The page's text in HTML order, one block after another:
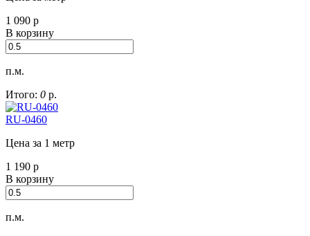
1 090 р
В корзину
п.м.
Итого: 0 р.
RU-0460
Цена за 1 метр
1 190 р
В корзину
п.м.